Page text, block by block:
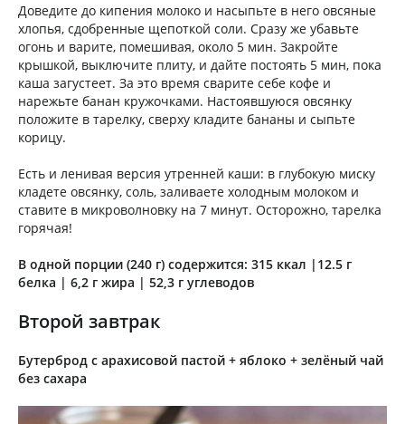
Доведите до кипения молоко и насыпьте в него овсяные
хлопья, сдобренные щепоткой соли. Сразу же убавьте
огонь и варите, помешивая, около 5 мин. Закройте
крышкой, выключите плиту, и дайте постоять 5 мин, пока
каша загустеет. За это время сварите себе кофе и
нарежьте банан кружочками. Настоявшуюся овсянку
положите в тарелку, сверху кладите бананы и сыпьте
корицу.
Есть и ленивая версия утренней каши: в глубокую миску
кладете овсянку, соль, заливаете холодным молоком и
ставите в микроволновку на 7 минут. Осторожно, тарелка
горячая!
В одной порции (240 г) содержится: 315 ккал |12.5 г
белка | 6,2 г жира | 52,3 г углеводов
Второй завтрак
Бутерброд с арахисовой пастой + яблоко + зелёный чай
без сахара